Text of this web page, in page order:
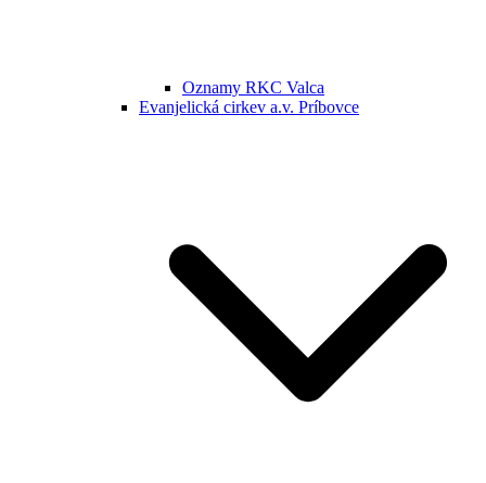
Oznamy RKC Valca
Evanjelická cirkev a.v. Príbovce